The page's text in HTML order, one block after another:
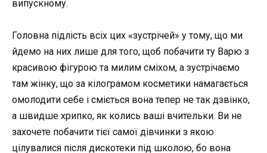
випускному.
Головна підлість всіх цих «зустрічей» у тому, що ми
йдемо на них лише для того, щоб побачити ту Варю з
красивою фігурою та милим сміхом, а зустрічаємо
там жінку, що за кілограмом косметики намагається
омолодити себе і сміється вона тепер не так дзвінко,
а швидше хрипко, як колись ваші вчительки. Ви не
захочете побачити тієї самої дівчинки з якою
цілувалися після дискотеки під школою, бо вона